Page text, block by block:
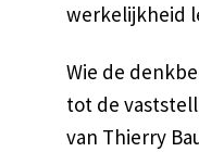
werkelijkheid
Wie de
tot de
van Thierry